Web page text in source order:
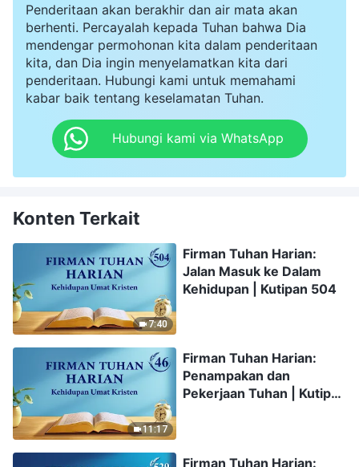
Penderitaan akan berakhir dan air mata akan
berhenti. Percayalah kepada Tuhan bahwa Dia
mendengar permohonan kita dalam penderitaan
kita, dan Dia ingin menyelamatkan kita dari
penderitaan. Hubungi kami untuk memahami
kabar baik tentang keselamatan Tuhan.
Hubungi kami via WhatsApp
Konten Terkait
7:40
Firman Tuhan Harian:
Jalan Masuk ke Dalam
Kehidupan | Kutipan 504
11:17
Firman Tuhan Harian:
Penampakan dan
Pekerjaan Tuhan | Kutipan
Firman Tuhan Harian: